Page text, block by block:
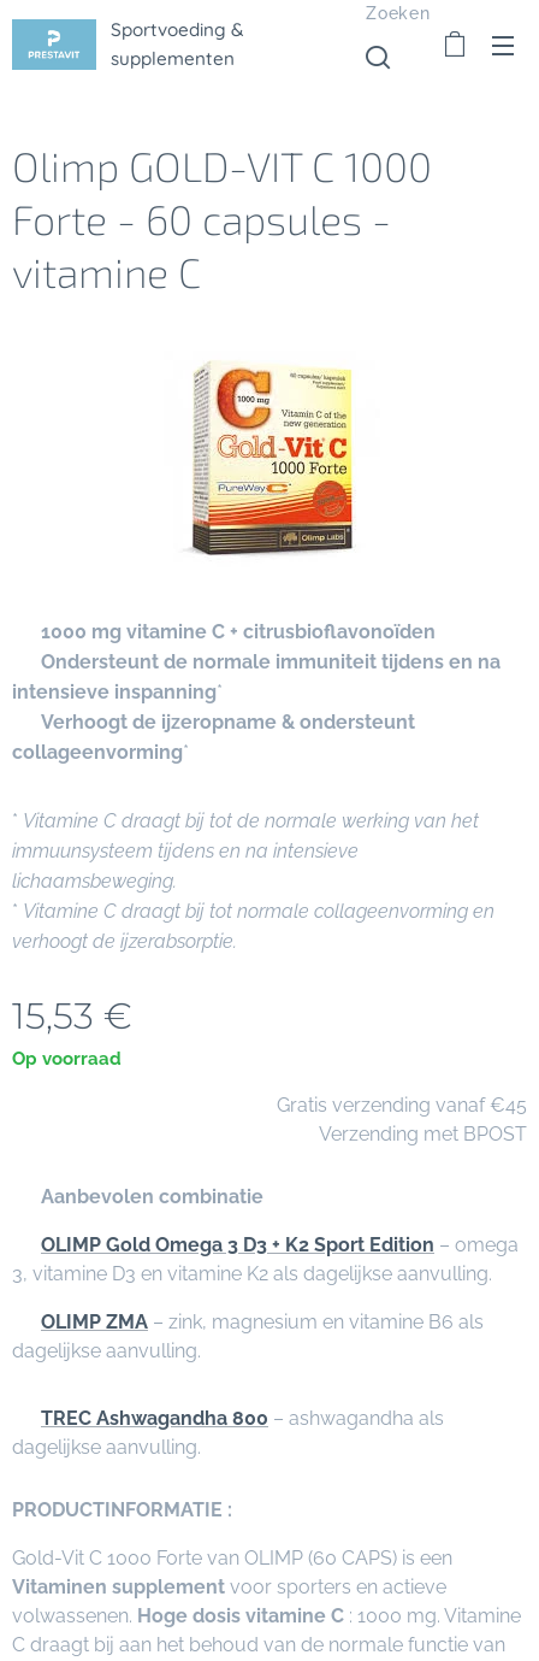
Sportvoeding &
supplementen
Zoeken
Olimp GOLD-VIT C 1000
Forte - 60 capsules -
vitamine C
1000 mg vitamine C + citrusbioflavonoïden
Ondersteunt de normale immuniteit tijdens en na
intensieve inspanning*
Verhoogt de ijzeropname & ondersteunt
collageenvorming*
* Vitamine C draagt bij tot de normale werking van het
immuunsysteem tijdens en na intensieve
lichaamsbeweging.
* Vitamine C draagt bij tot normale collageenvorming en
verhoogt de ijzerabsorptie.
15,53 €
Op voorraad
🚚 Gratis verzending vanaf €45
📦 Verzending met BPOST
Aanbevolen combinatie
OLIMP Gold Omega 3 D3 + K2 Sport Edition – omega
3, vitamine D3 en vitamine K2 als dagelijkse aanvulling.
OLIMP ZMA – zink, magnesium en vitamine B6 als
dagelijkse aanvulling.
TREC Ashwagandha 800 – ashwagandha als
dagelijkse aanvulling.
PRODUCTINFORMATIE :
Gold-Vit C 1000 Forte van OLIMP (60 CAPS) is een
Vitaminen supplement voor sporters en actieve
volwassenen. Hoge dosis vitamine C : 1000 mg. Vitamine
C draagt bij aan het behoud van de normale functie van